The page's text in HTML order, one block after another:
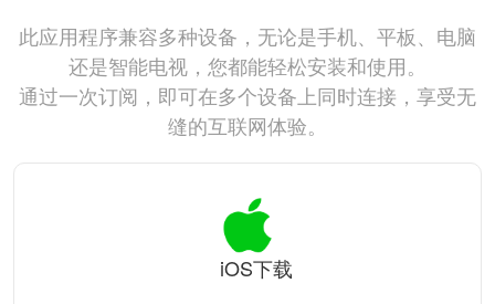
此应用程序兼容多种设备，无论是手机、平板、电脑
还是智能电视，您都能轻松安装和使用。
通过一次订阅，即可在多个设备上同时连接，享受无
缝的互联网体验。
iOS下载